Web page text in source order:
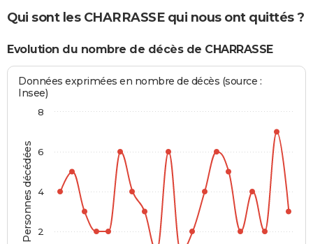
Qui sont les CHARRASSE qui nous ont quittés ?
Evolution du nombre de décès de CHARRASSE
Personnes décédées
Données exprimées en nombre de décès (source :
Insee)
2
4
6
8